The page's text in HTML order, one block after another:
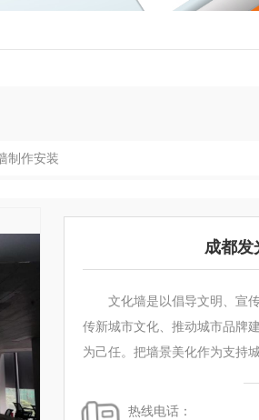
制作安装
成都发
文化墙是以倡导文明、宣
传新城市文化、推动城市品牌
为己任。把墙景美化作为支持
热线电话：